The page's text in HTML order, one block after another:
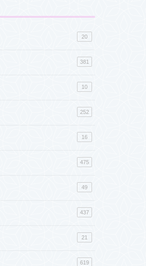
20
381
10
252
16
475
49
437
21
619